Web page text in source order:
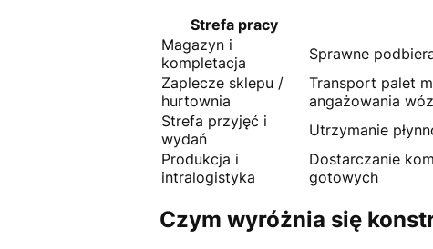
Strefa pracy
Magazyn i
kompletacja
Sprawne
Zaplecze sklepu /
hurtownia
Transport palet
angażowania
Strefa przyjęć i
wydań
Utrzymanie
Produkcja i
intralogistyka
Dostarczanie
gotowych
Czym wyróżnia się